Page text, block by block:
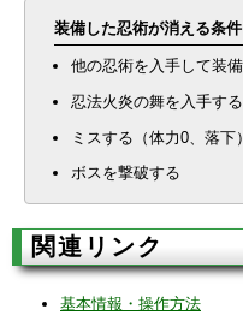
装備した忍術が消える条件
他の忍術を入手して装
忍法火炎の舞を入手する
ミスする（体力0、落下）
ボスを撃破する
関連リンク
基本情報・操作方法